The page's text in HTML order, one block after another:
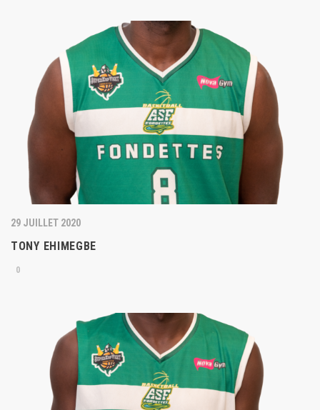
29 JUILLET 2020
TONY EHIMEGBE
0